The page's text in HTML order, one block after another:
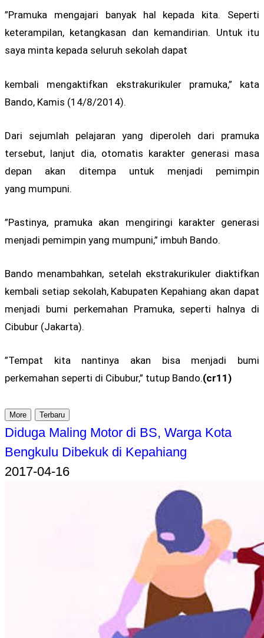
”Pramuka mengajari banyak hal kepada kita. Seperti
keterampilan, ketangkasan dan kemandirian. Untuk itu
saya minta kepada seluruh sekolah dapat
kembali mengaktifkan ekstrakurikuler pramuka,” kata
Bando, Kamis (14/8/2014).
Dari sejumlah pelajaran yang diperoleh dari pramuka
tersebut, lanjut dia, otomatis karakter generasi masa
depan akan ditempa untuk menjadi pemimpin
yang mumpuni.
”Pastinya, pramuka akan mengiringi karakter generasi
menjadi pemimpin yang mumpuni,” imbuh Bando.
Bando menambahkan, setelah ekstrakurikuler diaktifkan
kembali setiap sekolah, Kabupaten Kepahiang akan dapat
menjadi bumi perkemahan Pramuka, seperti halnya di
Cibubur (Jakarta).
”Tempat kita nantinya akan bisa menjadi bumi
perkemahan seperti di Cibubur,” tutup Bando.(cr11)
More Terbaru
Diduga Maling Motor di BS, Warga Kota
Bengkulu Dibekuk di Kepahiang
2017-04-16